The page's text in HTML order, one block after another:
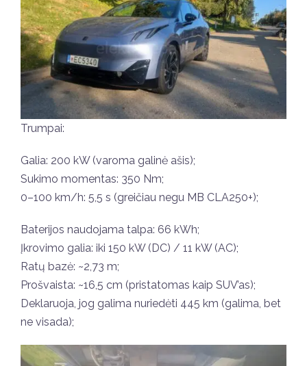
Trumpai:
Galia: 200 kW (varoma galinė ašis);
Sukimo momentas: 350 Nm;
0–100 km/h: 5,5 s (greičiau negu MB CLA250+);
Baterijos naudojama talpa: 66 kWh;
Įkrovimo galia: iki 150 kW (DC) / 11 kW (AC);
Ratų bazė: ~2,73 m;
Prošvaista: ~16,5 cm (pristatomas kaip SUV’as);
Deklaruoja, jog galima nuriedėti 445 km (galima, bet
ne visada);